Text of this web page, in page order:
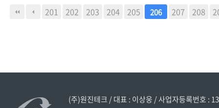
201 202 203 204 205 206 207 208
다음 맨끝
(주)원진테크 / 대표 : 이상웅 / 사업자등록번호 :